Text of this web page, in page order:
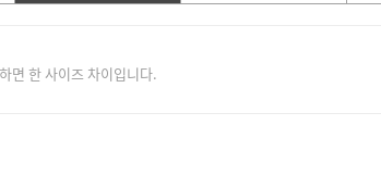
면 한 사이즈 차이입니다.